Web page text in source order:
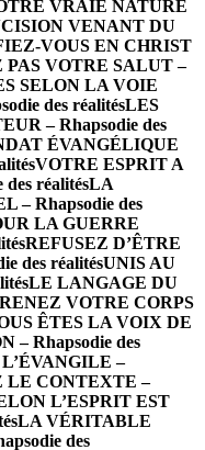
VRAIE NATURE
VENANT DU
VOUS EN CHRIST
PAS VOTRE SALUT –
SELON LA VOIE
des réalitésLES
– Rhapsodie des
ÉVANGÉLIQUE
VOTRE ESPRIT A
réalitésLA
– Rhapsodie des
LA GUERRE
REFUSEZ D’ÊTRE
des réalitésUNIS AU
LE LANGAGE DU
VOTRE CORPS
ÊTES LA VOIX DE
– Rhapsodie des
–
LE CONTEXTE –
L’ESPRIT EST
LA VÉRITABLE
des